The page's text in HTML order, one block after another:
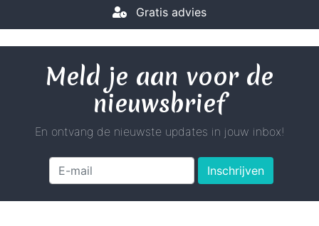
Gratis advies
Meld je aan voor de
nieuwsbrief
En ontvang de nieuwste updates in jouw inbox!
Inschrijven